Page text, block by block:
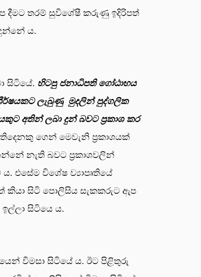
දීමට තරම් සුවිශේෂී කරුණු ඉදිරිපත්
ය.
සිටියේ. හිටපු ජනාධිපති ගෝඨාභය
ශීර්ෂයකට ලැබුණු මුදලින් පුද්ගලික
අතින් ලබා දුන් බවට ප්‍රකාශ කර
ගෙන් මෙවැනි ප්‍රකාශයක්
නැති බවට ප්‍රකාශවලින්
එසේම විශේෂ ව්‍යාපෘතියේ
කියා සිටි පොලිසිය සැකකරුට ඇප
සිටියෙ ය.
විමසා සිටියේ ය. ඊට පිළිතුරු